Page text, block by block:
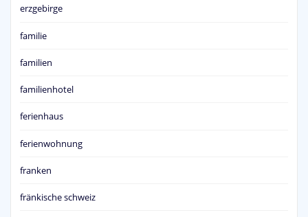
erzgebirge
familie
familien
familienhotel
ferienhaus
ferienwohnung
franken
fränkische schweiz